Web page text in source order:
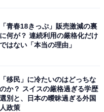
れる？
「青春18きっぷ」販売激減の裏
に何が？ 連続利用の厳格化だけ
ではない「本当の理由」
「移民」に冷たいのはどっちな
のか？ スイスの厳格過ぎる学歴
選別と、日本の曖昧過ぎる外国
人政策